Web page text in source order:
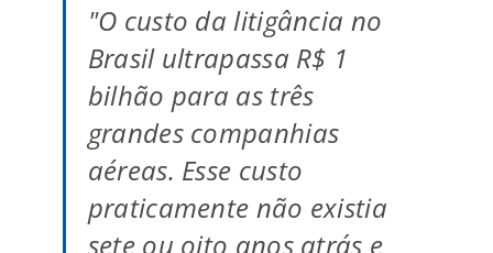
"O custo da litigância no
Brasil ultrapassa R$ 1
bilhão para as três
grandes companhias
aéreas. Esse custo
praticamente não existia
sete ou oito anos atrás e